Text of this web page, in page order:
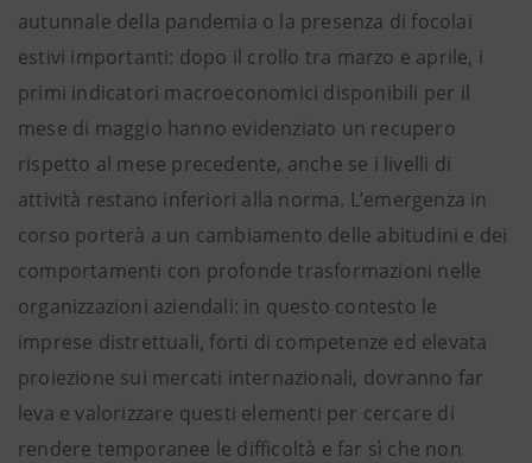
autunnale della pandemia o la presenza di focolai
estivi importanti: dopo il crollo tra marzo e aprile, i
primi indicatori macroeconomici disponibili per il
mese di maggio hanno evidenziato un recupero
rispetto al mese precedente, anche se i livelli di
attività restano inferiori alla norma. L’emergenza in
corso porterà a un cambiamento delle abitudini e dei
comportamenti con profonde trasformazioni nelle
organizzazioni aziendali: in questo contesto le
imprese distrettuali, forti di competenze ed elevata
proiezione sui mercati internazionali, dovranno far
leva e valorizzare questi elementi per cercare di
rendere temporanee le difficoltà e far sì che non